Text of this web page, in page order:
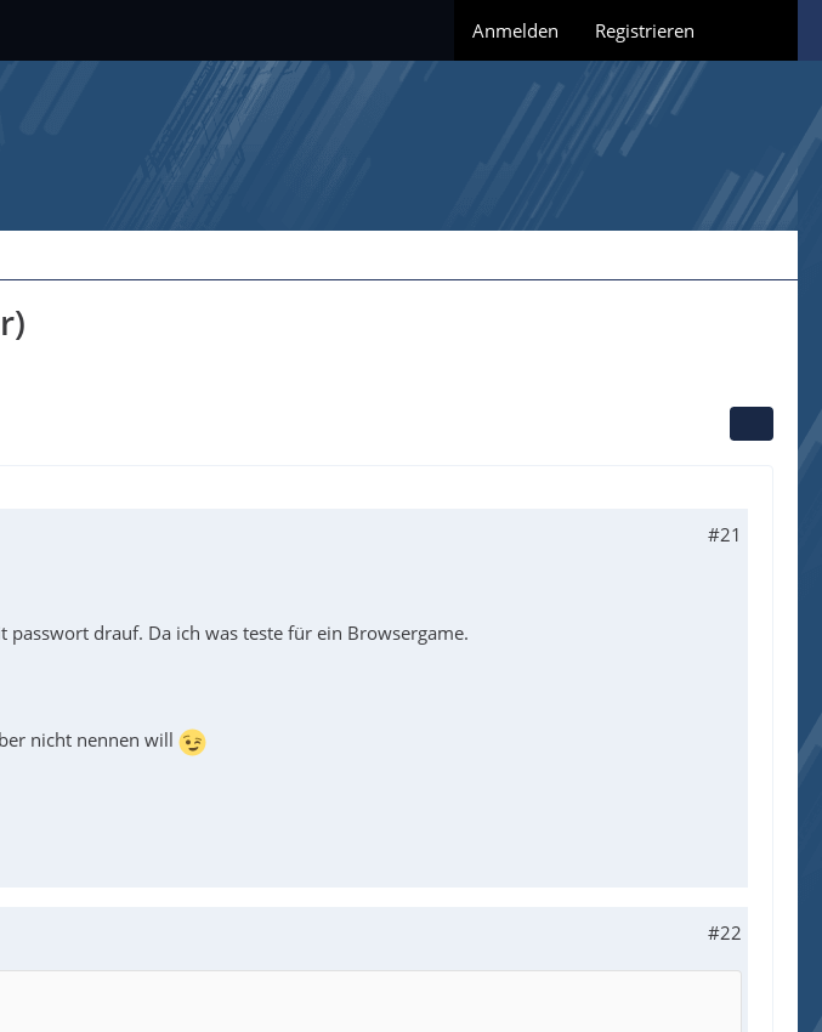
Anmelden Registrieren
#21
drauf. Da ich was teste für ein Browsergame.
nicht nennen will
#22